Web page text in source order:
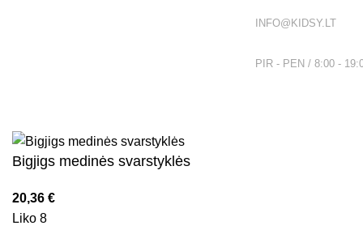
INFO@KIDSY.LT
PIR - PEN / 8:00 -
Bigjigs medinės svarstyklės
20,36 €
Liko 8